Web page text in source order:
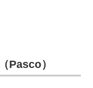
Pasco）